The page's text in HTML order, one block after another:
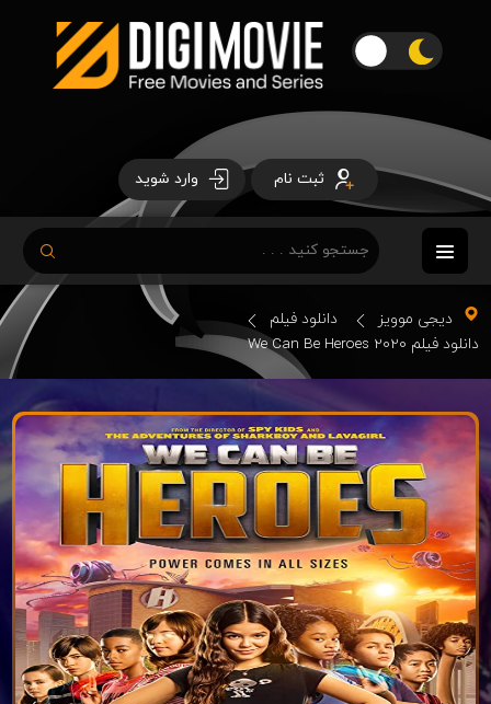
ثبت نام وارد شوید
دیجی موویز
دانلود فیلم
دانلود فیلم We Can Be Heroes 2020